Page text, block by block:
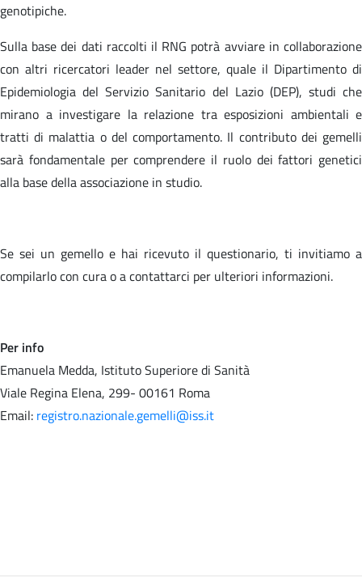
genotipiche.
Sulla base dei dati raccolti il RNG potrà avviare in collaborazione
con altri ricercatori leader nel settore, quale il Dipartimento di
Epidemiologia del Servizio Sanitario del Lazio (DEP), studi che
mirano a investigare la relazione tra esposizioni ambientali e
tratti di malattia o del comportamento. Il contributo dei gemelli
sarà fondamentale per comprendere il ruolo dei fattori genetici
alla base della associazione in studio.
Se sei un gemello e hai ricevuto il questionario, ti invitiamo a
compilarlo con cura o a contattarci per ulteriori informazioni.
Per info
Emanuela Medda, Istituto Superiore di Sanità
Viale Regina Elena, 299- 00161 Roma
Email: registro.nazionale.gemelli@iss.it